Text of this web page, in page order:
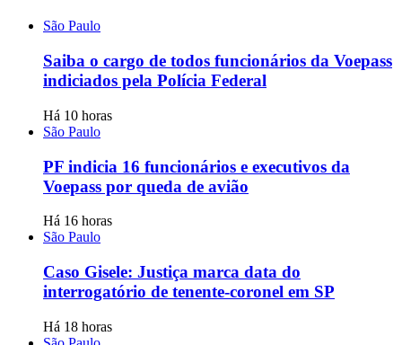
São Paulo
Saiba o cargo de todos funcionários da Voepass
indiciados pela Polícia Federal
Há 10 horas
São Paulo
PF indicia 16 funcionários e executivos da
Voepass por queda de avião
Há 16 horas
São Paulo
Caso Gisele: Justiça marca data do
interrogatório de tenente-coronel em SP
Há 18 horas